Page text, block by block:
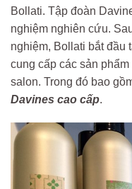
Bollati. Tập đoàn
nghiệm nghiên cứu.
nghiệm, Bollati bắt đầu
cung cấp các sản
salon. Trong đó bao
Davines cao cấp.